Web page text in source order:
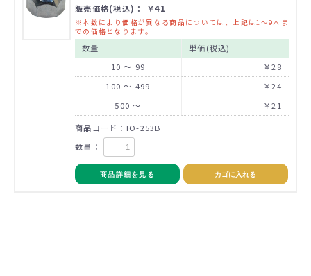
販売価格(税込)： ￥41
※本数により価格が異なる商品については、上記は1～9本ま
での価格となります。
数量
単価(税込)
10 ～ 99
￥28
100 ～ 499
￥24
500 ～
￥21
商品コード：IO-253B
数量：
商品詳細を見る カゴに入れる